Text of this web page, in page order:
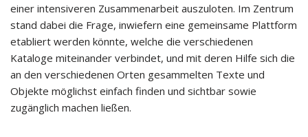
einer intensiveren Zusammenarbeit auszuloten. Im Zentrum
stand dabei die Frage, inwiefern eine gemeinsame Plattform
etabliert werden könnte, welche die verschiedenen
Kataloge miteinander verbindet, und mit deren Hilfe sich die
an den verschiedenen Orten gesammelten Texte und
Objekte möglichst einfach finden und sichtbar sowie
zugänglich machen ließen.